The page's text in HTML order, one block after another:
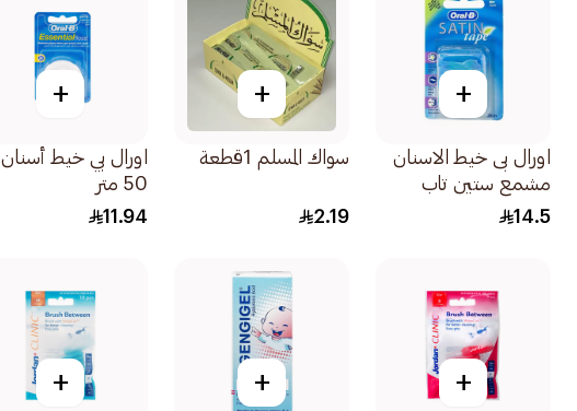
+
اورال بى خيط الاسنان
مشمع ستين تاب
1قطعة
14.5
+
سواك المسلم 1قطعة
2.19
+
اورال بي خيط أسنان
50 متر
11.94
+
+
+